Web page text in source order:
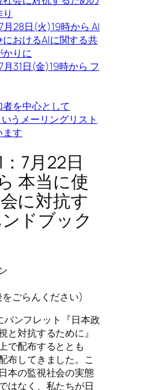
月28日(火)19時から AI
おけるAIに関する共
かりに
月31日(金)19時から フ
を中心として
うメーリングリスト
ます
7月22日
本当に使
に対抗す
ドブック
ごらんください)
パンフレット『日本政
と対抗するために』
で配布するととも
布してきました。こ
本の監視社会の実態
はなく、私たちが日